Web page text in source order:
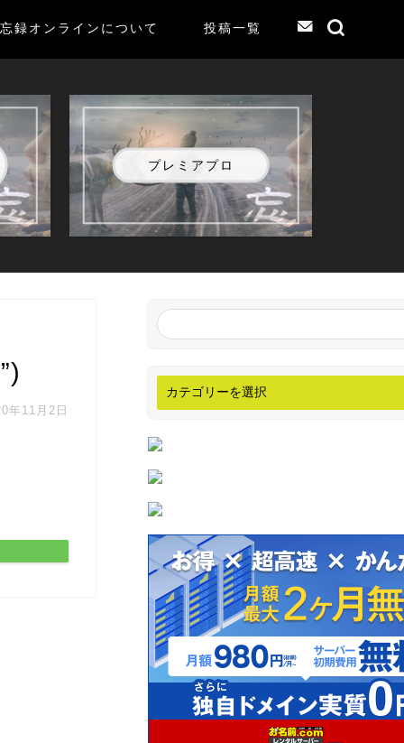
録オンラインについて 投稿一覧
プレミアプロ
年11月2日